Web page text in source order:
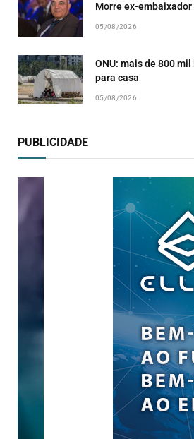
Morre ex-embaixador
05/08/2026
ONU: mais de 800
para casa
05/08/2026
PUBLICIDADE